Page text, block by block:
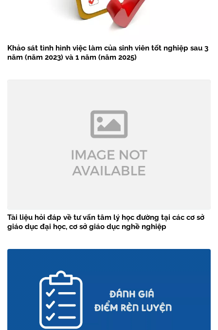
Khảo sát tình hình việc làm của sinh viên tốt nghiệp sau 3
năm (năm 2023) và 1 năm (năm 2025)
Tài liệu hỏi đáp về tư vấn tâm lý học đường tại các cơ sở
giáo dục đại học, cơ sở giáo dục nghề nghiệp